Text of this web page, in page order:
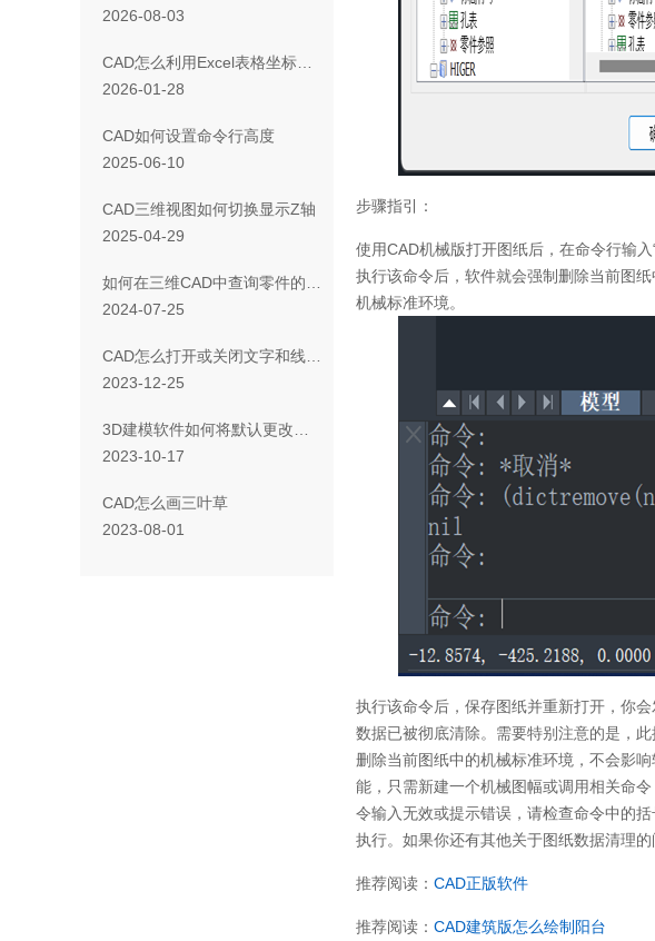
2026-08-03
CAD怎么利用Excel表格坐标数据绘制图形
2026-01-28
CAD如何设置命令行高度
2025-06-10
CAD三维视图如何切换显示Z轴
2025-04-29
如何在三维CAD中查询零件的形心坐标？
2024-07-25
CAD怎么打开或关闭文字和线宽显示？
2023-12-25
3D建模软件如何将默认更改为等级驱动
2023-10-17
CAD怎么画三叶草
2023-08-01
步骤指引：
使用CAD机械版打开图纸后，在命令行输
执行该命令后，软件就会强制删除当前图
机械标准环境。
执行该命令后，保存图纸并重新打开，你
数据已被彻底清除。需要特别注意的是，
删除当前图纸中的机械标准环境，不会影
能，只需新建一个机械图幅或调用相关命
令输入无效或提示错误，请检查命令中的
执行。如果你还有其他关于图纸数据清理
推荐阅读： CAD正版软件
推荐阅读： CAD建筑版怎么绘制阳台